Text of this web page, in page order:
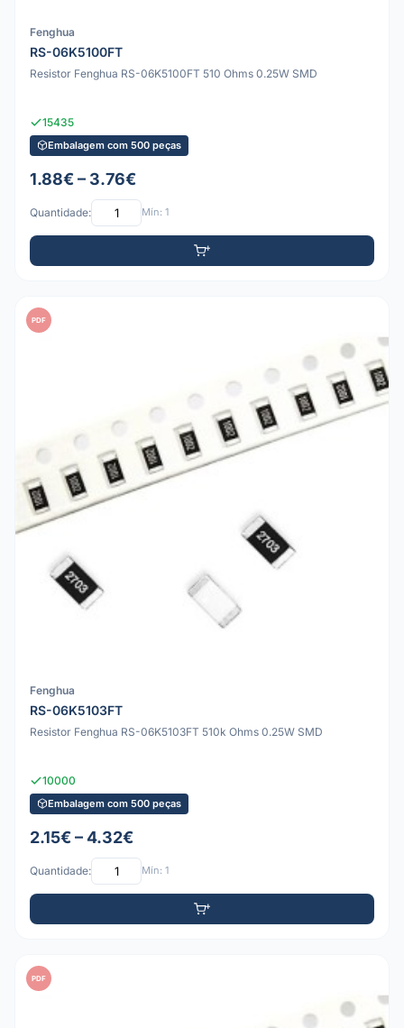
Fenghua
RS-06K5100FT
Resistor Fenghua RS-06K5100FT 510 Ohms 0.25W SMD
15435
Embalagem com 500 peças
1.88€ – 3.76€
Quantidade: Mín: 1
PDF
Fenghua
RS-06K5103FT
Resistor Fenghua RS-06K5103FT 510k Ohms 0.25W SMD
10000
Embalagem com 500 peças
2.15€ – 4.32€
Quantidade: Mín: 1
PDF